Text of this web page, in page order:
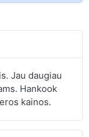
Jau daugiau
Hankook
kainos.